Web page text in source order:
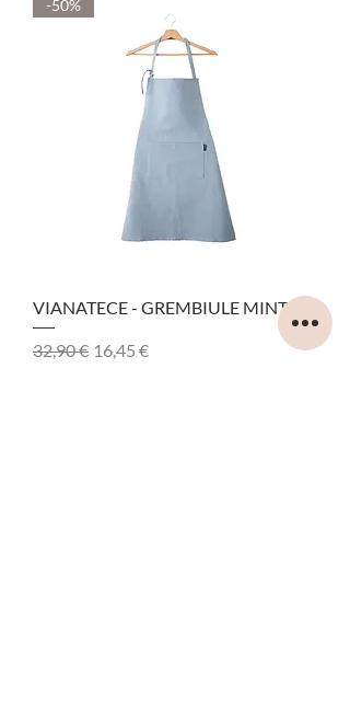
-50%
VIANATECE - GREMBIULE MINT
Prezzo regolare
32,90 € Prezzo scontato
16,45 €